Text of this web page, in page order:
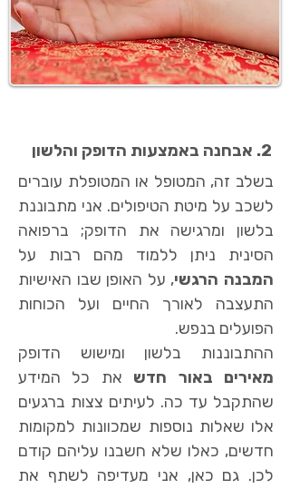
2. אבחנה באמצעות הדופק והלשון
בשלב זה, המטופל או המטופלת עוברים
לשכב על מיטת הטיפולים. אני מתבוננת
בלשון ומרגישה את הדופק; ברפואה
הסינית ניתן ללמוד מהם רבות על
המבנה הרגשי, על האופן שבו האישיות
התעצבה לאורך החיים ועל הכוחות
הפועלים בנפש.
ההתבוננות בלשון ומישוש הדופק
מאירים באור חדש את כל המידע
שהתקבל עד כה. לעיתים צצות ברגעים
אלו שאלות נוספות שמכוונות למקומות
חדשים, כאלו שלא חשבנו עליהם קודם
לכן. גם כאן, אני מעדיפה לשתף את